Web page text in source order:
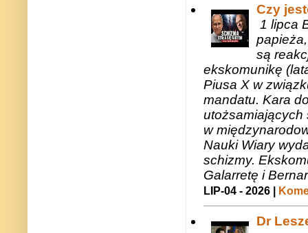
Czy
1 lipca
są
ekskomunikę
Piusa X w
mandatu. Kara
utożsamiających
w
Nauki Wiary
schizmy.
Galarretę i
LIP-04 - 2026 |
Dr